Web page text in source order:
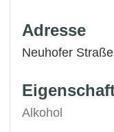
Adresse
Neuhofer
Alkohol